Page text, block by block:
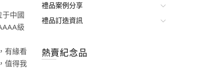
于中國
級
有緣看
值得我
禮品案例分享
禮品訂造資訊
熱賣紀念品